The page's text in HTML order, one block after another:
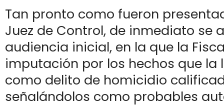
Tan pronto como fueron
Juez de Control, de inmediato se
audiencia inicial, en la que la
imputación por los hechos que la
como delito de homicidio
señalándolos como probables